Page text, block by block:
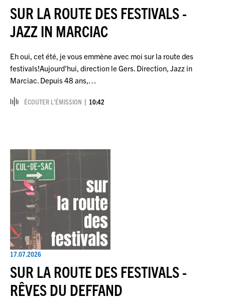
SUR LA ROUTE DES FESTIVALS -
JAZZ IN MARCIAC
Eh oui, cet été, je vous emmène avec moi sur la route des
festivals!Aujourd’hui, direction le Gers. Direction, Jazz in
Marciac. Depuis 48 ans,…
ÉCOUTER L’ÉMISSION 10:42
17.07.2026
SUR LA ROUTE DES FESTIVALS -
RÊVES DU DEFFAND